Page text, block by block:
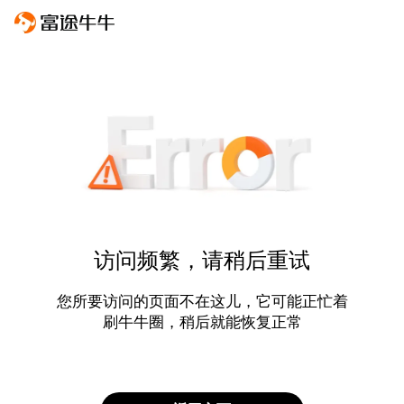
访问频繁，请稍后重试
您所要访问的页面不在这儿，它可能正忙着
刷牛牛圈，稍后就能恢复正常